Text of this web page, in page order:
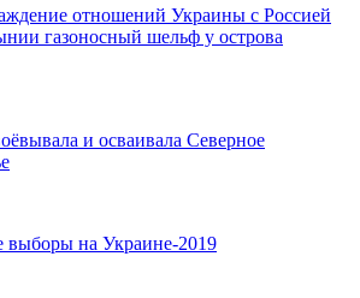
отношений Украины с Россией
газоносный шельф у острова
и осваивала Северное
выборы на Украине-2019